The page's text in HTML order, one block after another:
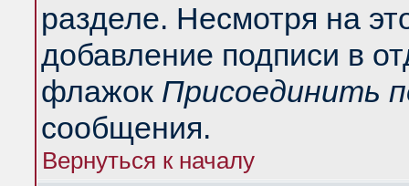
разделе. Несмотря на
добавление подписи в
флажок Присоединить
сообщения.
Вернуться к началу